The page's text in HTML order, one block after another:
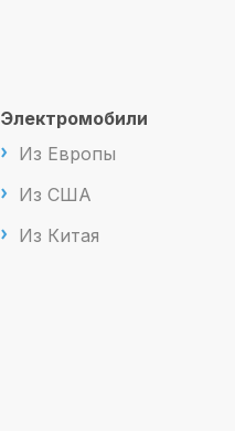
Электромобили
Из Европы
Из США
Из Китая